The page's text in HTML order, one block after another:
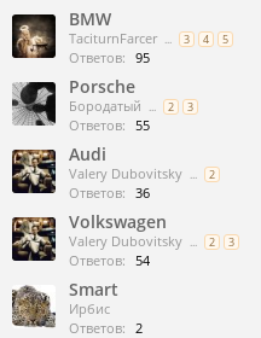
BMW
TaciturnFarcer ... 3 4 5
Ответов: 95
Porsche
Бородатый ... 2 3
Ответов: 55
Audi
Valery Dubovitsky ... 2
Ответов: 36
Volkswagen
Valery Dubovitsky ... 2 3
Ответов: 54
Smart
Ирбис
Ответов: 2